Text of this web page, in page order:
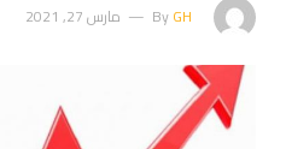
ByGH مارس 27, 2021